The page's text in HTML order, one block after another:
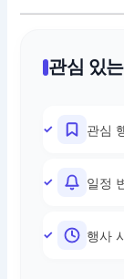
관심 있
관심
일정
행사